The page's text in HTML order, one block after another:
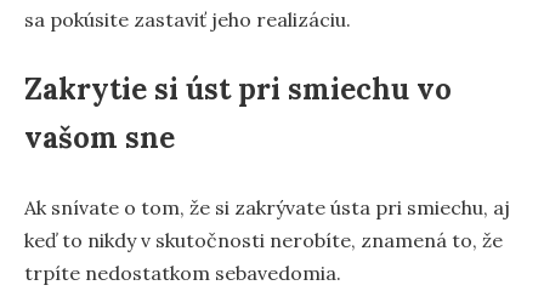
sa pokúsite zastaviť jeho realizáciu.
Zakrytie si úst pri smiechu vo
vašom sne
Ak snívate o tom, že si zakrývate ústa pri smiechu, aj
keď to nikdy v skutočnosti nerobíte, znamená to, že
trpíte nedostatkom sebavedomia.